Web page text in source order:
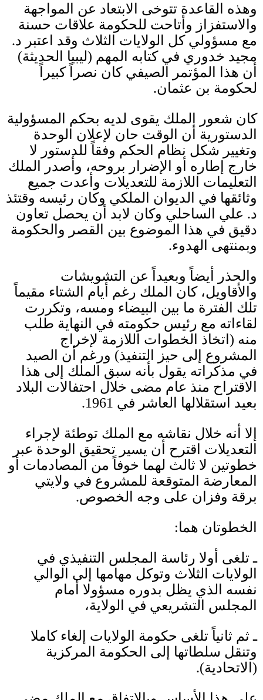
وهذه القاعدة تتوخى الابتعاد عن المواجهة
والاستفزاز وأتاحت للحكومة علاقات حسنة
مع مسؤولي كل الولايات الثلاث وقد اعتبر د.
مجيد خدوري في كتابه المهم (ليبيا الحديثة)
أن هذا المؤتمر الصيفي كان نصراً كبيراً
لحكومة بن عثمان.
كان شعور الملك يقوى لديه بحكم المسؤولية
الدستورية أن الوقت حان لإعلان الوحدة
وتغيير شكل نظام الحكم وفقاً للدستور لا
خارج إطاره أو الإضرار بروحه، وأصدر الملك
التعليمات اللازمة للتعديلات وأعدت جميع
وثائقها في الديوان الملكي وكان رئيسه وقتئذ
د. علي الساحلي وكان لابد أن يحصل تعاون
دقيق في هذا الموضوع بين القصر والحكومة
وبمنتهى الهدوء.
والحذر أيضاً وبعيداً عن التشويشات
والأقاويل، كان الملك رغم أيام الشتاء مقيماً
تلك الفترة ما بين البيضاء ومسه، وتكررت
لقاءاته مع رئيس حكومته في النهاية طلب
منه ( اتخاذ الخطوات اللازمة لإخراج
المشروع إلى حيز التنفيذ) ورغم أن الصيد
في مذكراته يقول بأنه سبق الملك إلى هذا
الاقتراح منذ عام مضى خلال احتفالات البلاد
بعيد استقلالها العاشر في 1961.
إلا أنه خلال نقاشه مع الملك توطئة لإجراء
التعديلات اقترح أن يسير تحقيق الوحدة عبر
خطوتين لا ثالث لهما خوفاً من المصادمات أو
المعارضة المتوقعة للمشروع في ولايتي
برقة وفزان على وجه الخصوص.
الخطوتان هما:
ـ تلغى أولا رئاسة المجلس التنفيذي في
الولايات الثلاث وتوكل مهامها إلى الوالي
نفسه الذي يظل بدوره مسؤولا أمام
المجلس التشريعي في الولاية،
ـ ثم ثانياً تلغى حكومة الولايات إلغاء كاملا
وتنقل سلطاتها إلى الحكومة المركزية
( الاتحادية).